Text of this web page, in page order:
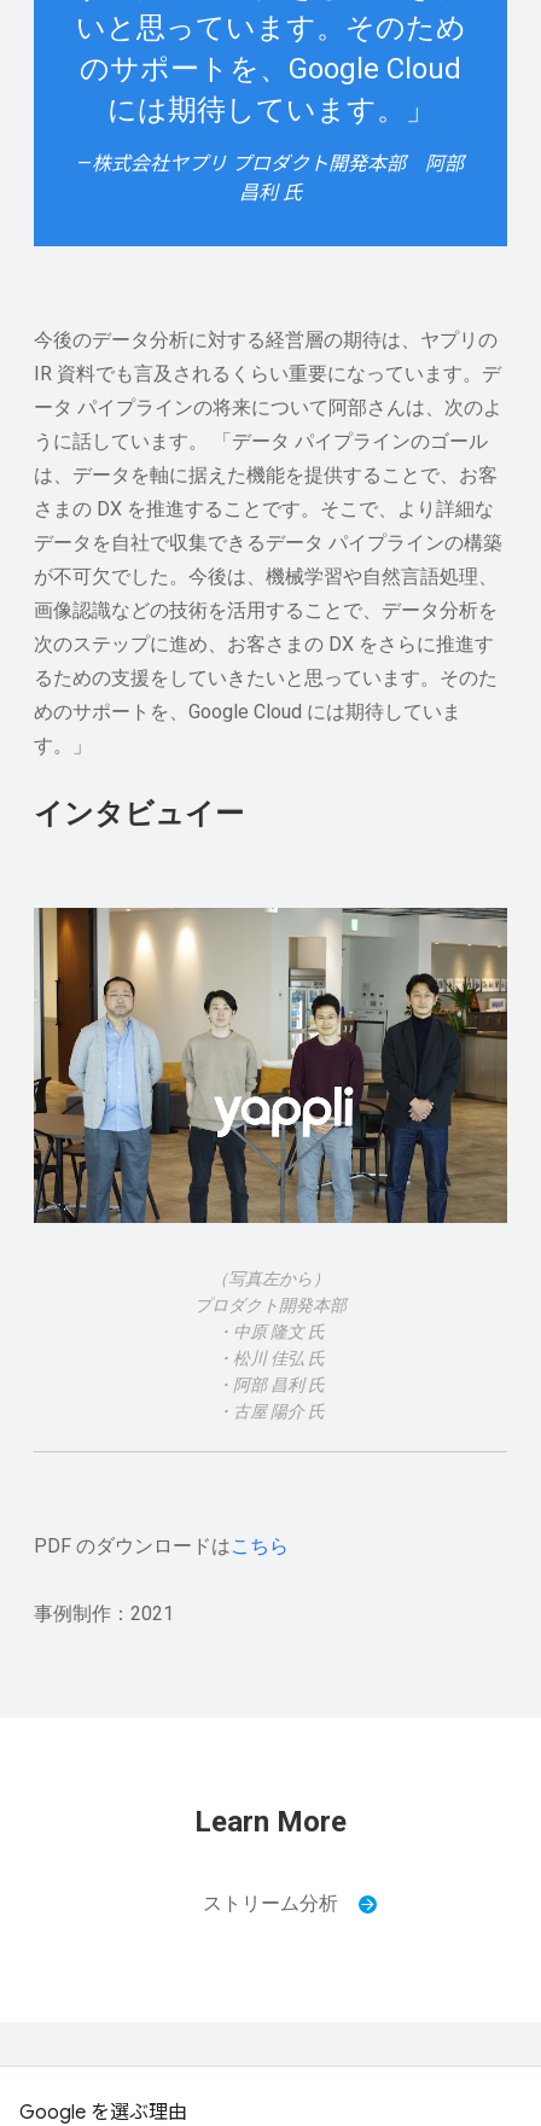
いと思っています。そのため
のサポートを、Google Cloud
には期待しています。」
—株式会社ヤプリ プロダクト開発本部 阿部
昌利 氏
今後のデータ分析に対する経営層の期待は、ヤプリの
IR 資料でも言及されるくらい重要になっています。デ
ータ パイプラインの将来について阿部さんは、次のよ
うに話しています。 「データ パイプラインのゴール
は、データを軸に据えた機能を提供することで、お客
さまの DX を推進することです。そこで、より詳細な
データを自社で収集できるデータ パイプラインの構築
が不可欠でした。今後は、機械学習や自然言語処理、
画像認識などの技術を活用することで、データ分析を
次のステップに進め、お客さまの DX をさらに推進す
るための支援をしていきたいと思っています。そのた
めのサポートを、Google Cloud には期待していま
す。」
インタビュイー
（写真左から）
プロダクト開発本部
・中原 隆文 氏
・松川 佳弘 氏
・阿部 昌利 氏
・古屋 陽介 氏
PDF のダウンロードはこちら
事例制作：2021
Learn More
ストリーム分析
Google を選ぶ理由